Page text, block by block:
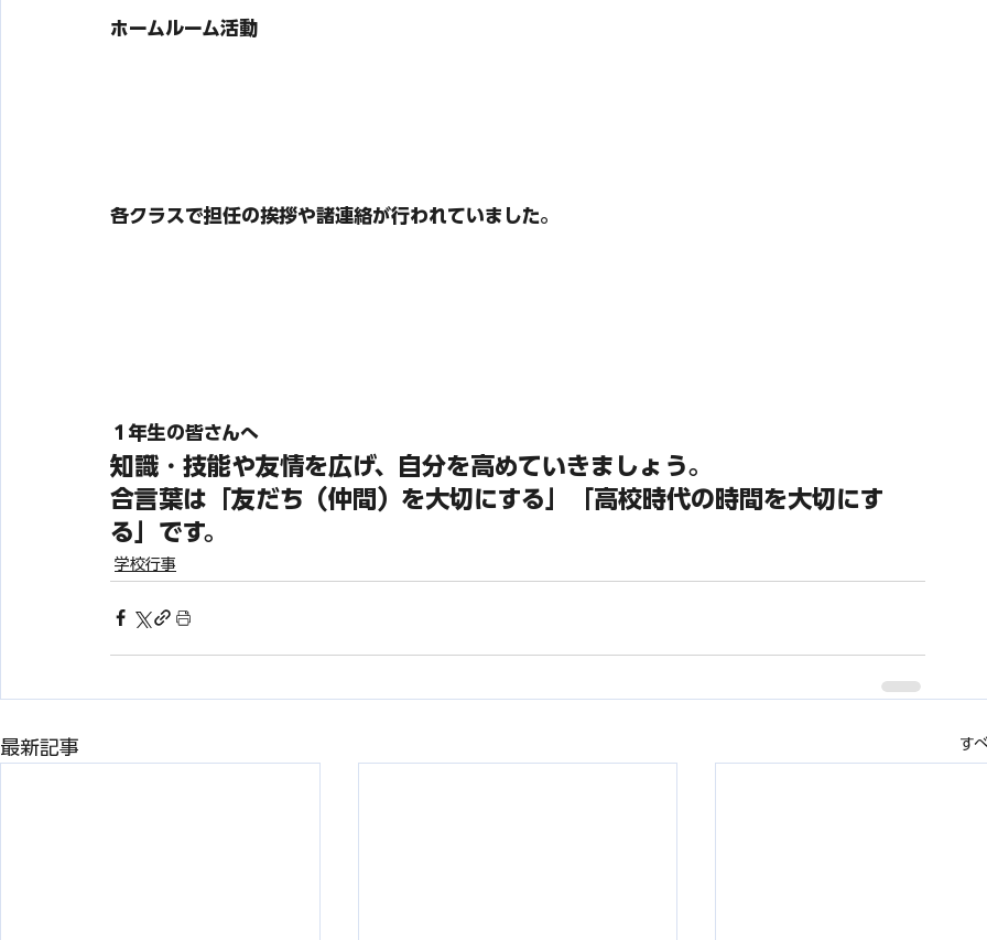
ホームルーム活動
各クラスで担任の挨拶や諸連絡が行われていました。
１年生の皆さんへ
知識・技能や友情を広げ、自分を高めていきましょう。
合言葉は「友だち（仲間）を大切にする」「高校時代の時間を大切にす
る」です。
学校行事
最新記事 す